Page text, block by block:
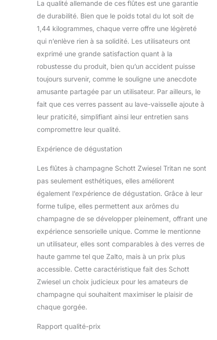
verre Fabriqué en
Allemagne
La qualité allemande de ces flûtes est une garantie
de durabilité. Bien que le poids total du lot soit de
1,44 kilogrammes, chaque verre offre une légèreté
qui n’enlève rien à sa solidité. Les utilisateurs ont
exprimé une grande satisfaction quant à la
robustesse du produit, bien qu’un accident puisse
toujours survenir, comme le souligne une anecdote
amusante partagée par un utilisateur. Par ailleurs, le
fait que ces verres passent au lave-vaisselle ajoute à
leur praticité, simplifiant ainsi leur entretien sans
compromettre leur qualité.
Expérience de dégustation
Les flûtes à champagne Schott Zwiesel Tritan ne sont
pas seulement esthétiques, elles améliorent
également l’expérience de dégustation. Grâce à leur
forme tulipe, elles permettent aux arômes du
champagne de se développer pleinement, offrant une
expérience sensorielle unique. Comme le mentionne
un utilisateur, elles sont comparables à des verres de
haute gamme tel que Zalto, mais à un prix plus
accessible. Cette caractéristique fait des Schott
Zwiesel un choix judicieux pour les amateurs de
champagne qui souhaitent maximiser le plaisir de
chaque gorgée.
Rapport qualité-prix